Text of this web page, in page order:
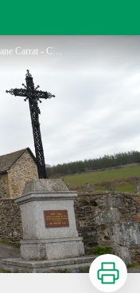
Eglise des Hermaux - Extérieur - Roxane Carrat - Conseil départemental Lozère
Imprimer